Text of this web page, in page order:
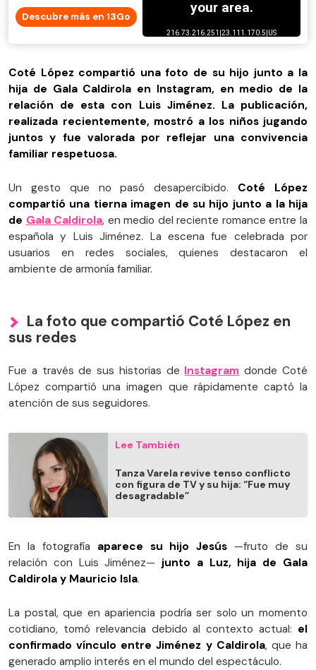
Descubre más en 13Go
Coté López compartió una foto de su hijo junto a la
hija de Gala Caldirola en Instagram, en medio de la
relación de esta con Luis Jiménez. La publicación,
realizada recientemente, mostró a los niños jugando
juntos y fue valorada por reflejar una convivencia
familiar respetuosa.
Un gesto que no pasó desapercibido. Coté López
compartió una tierna imagen de su hijo junto a la hija
de Gala Caldirola, en medio del reciente romance entre la
española y Luis Jiménez. La escena fue celebrada por
usuarios en redes sociales, quienes destacaron el
ambiente de armonía familiar.
La foto que compartió Coté López en
sus redes
Fue a través de sus historias de Instagram donde Coté
López compartió una imagen que rápidamente captó la
atención de sus seguidores.
Lee También
Tanza Varela revive tenso conflicto
con figura de TV y su hija: “Fue muy
desagradable”
En la fotografía aparece su hijo Jesús —fruto de su
relación con Luis Jiménez— junto a Luz, hija de Gala
Caldirola y Mauricio Isla.
La postal, que en apariencia podría ser solo un momento
cotidiano, tomó relevancia debido al contexto actual: el
confirmado vínculo entre Jiménez y Caldirola, que ha
generado amplio interés en el mundo del espectáculo.